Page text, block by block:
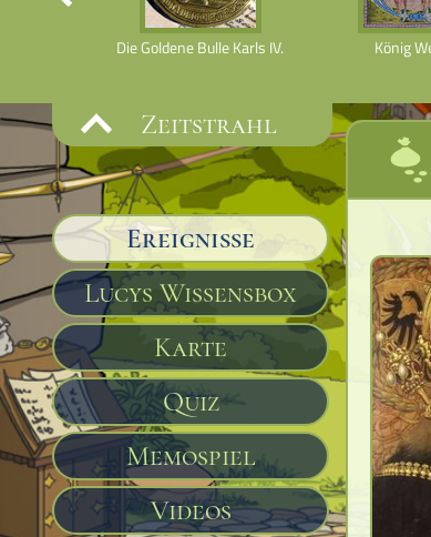
Die Goldene Bulle Karls IV. König
Zeitstrahl
Ereignisse
Lucys Wissensbox
Karte
Quiz
Memospiel
Videos